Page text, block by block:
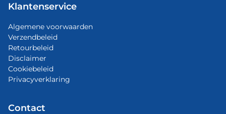
Klantenservice
Algemene voorwaarden
Verzendbeleid
Retourbeleid
Disclaimer
Cookiebeleid
Privacyverklaring
Contact